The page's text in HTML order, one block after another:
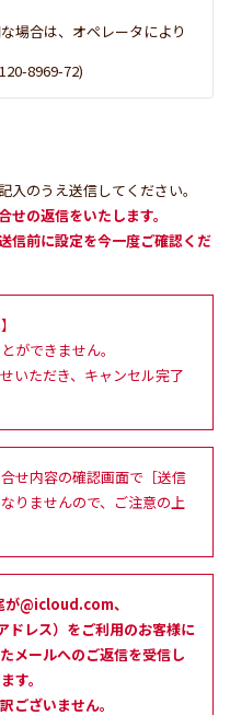
場合は、オペレータにより
8969-72)
のうえ送信してください。
の返信をいたします。
信前に設定を今一度ご確認くだ
ができません。
いただき、キャンセル完了
せ内容の確認画面で［送信
りませんので、ご注意の上
@icloud.com、
レス）をご利用のお客様に
メールへのご返信を受信し
す。
ございません。